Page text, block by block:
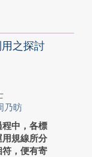
之探討
乃昉
中，各標
規線所分
，便有寄